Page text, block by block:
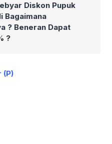
Diskon Pupuk
Bagaimana
? Beneran Dapat
?
(P)